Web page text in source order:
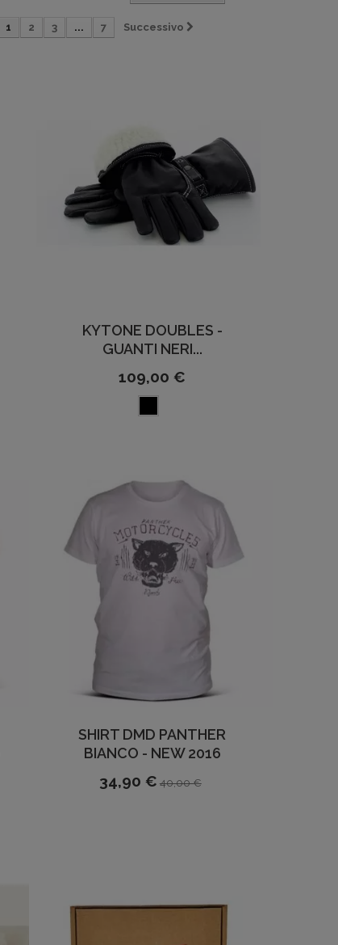
1 2 3 ... 7 Successivo
KYTONE DOUBLES -
GUANTI NERI...
109,00 €
SHIRT DMD PANTHER
BIANCO - NEW 2016
34,90 € 40,00 €